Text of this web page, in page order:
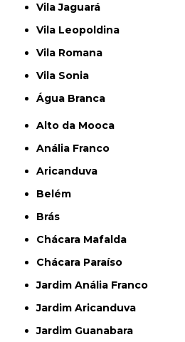
Vila Jaguará
Vila Leopoldina
Vila Romana
Vila Sonia
Água Branca
Alto da Mooca
Anália Franco
Aricanduva
Belém
Brás
Chácara Mafalda
Chácara Paraíso
Jardim Anália Franco
Jardim Aricanduva
Jardim Guanabara